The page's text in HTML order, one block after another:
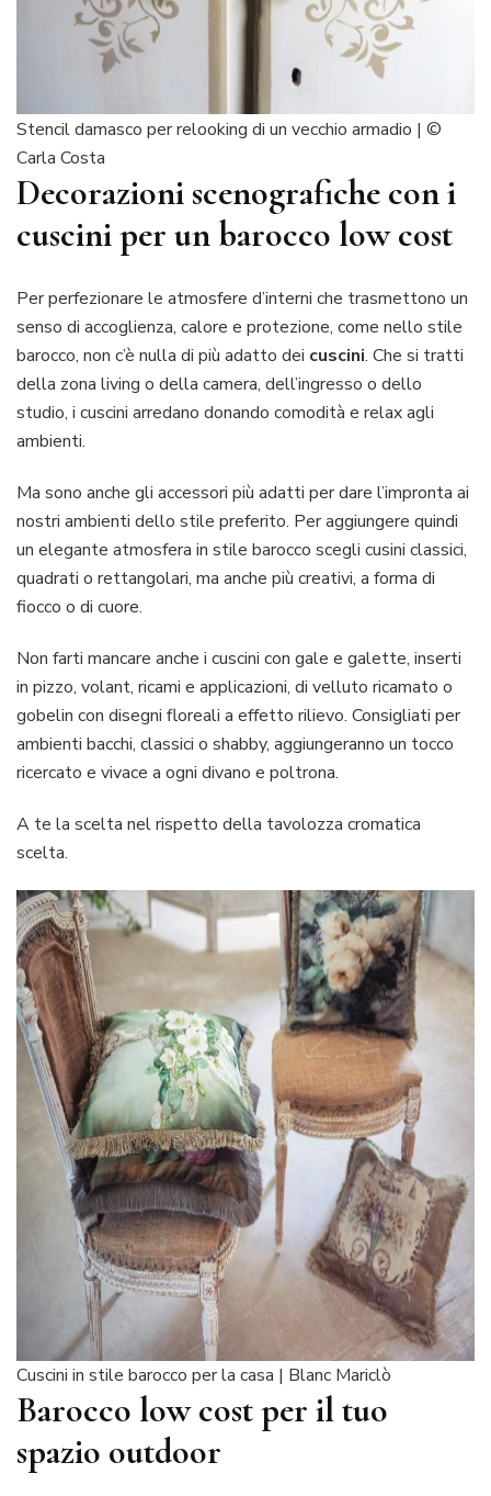
Stencil damasco per relooking di un vecchio armadio | ©
Carla Costa
Decorazioni scenografiche con i
cuscini per un barocco low cost
Per perfezionare le atmosfere d’interni che trasmettono un
senso di accoglienza, calore e protezione, come nello stile
barocco, non c’è nulla di più adatto dei cuscini. Che si tratti
della zona living o della camera, dell’ingresso o dello
studio, i cuscini arredano donando comodità e relax agli
ambienti.
Ma sono anche gli accessori più adatti per dare l’impronta ai
nostri ambienti dello stile preferito. Per aggiungere quindi
un elegante atmosfera in stile barocco scegli cusini classici,
quadrati o rettangolari, ma anche più creativi, a forma di
fiocco o di cuore.
Non farti mancare anche i cuscini con gale e galette, inserti
in pizzo, volant, ricami e applicazioni, di velluto ricamato o
gobelin con disegni floreali a effetto rilievo. Consigliati per
ambienti bacchi, classici o shabby, aggiungeranno un tocco
ricercato e vivace a ogni divano e poltrona.
A te la scelta nel rispetto della tavolozza cromatica
scelta.
Cuscini in stile barocco per la casa | Blanc Mariclò
Barocco low cost per il tuo
spazio outdoor